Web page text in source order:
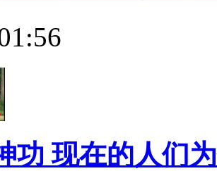
功 现在的人们